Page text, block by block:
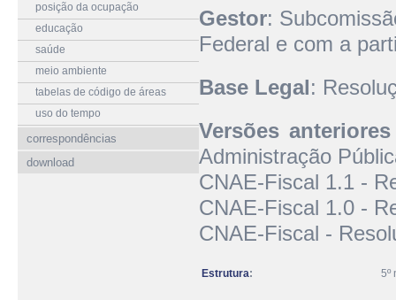
posição da ocupação
educação
saúde
meio ambiente
tabelas de código de áreas
uso do tempo
correspondências
download
Gestor:
Federal e com a
Base Legal:
Versões
Administração
CNAE-Fiscal 1.1 -
CNAE-Fiscal 1.0 -
CNAE-Fiscal -
Estrutura: 5º